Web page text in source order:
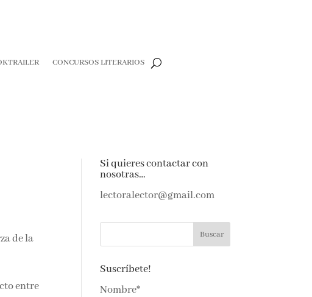
CONCURSOS LITERARIOS
de la
entre
Si quieres contactar con
nosotras…
lectoralector@gmail.com
Suscríbete!
Nombre*